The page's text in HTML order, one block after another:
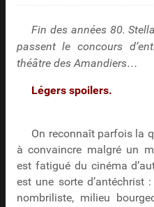
Fin des années 80.
passent le concours
théâtre des Amandiers…
Légers spoilers.
On reconnaît parfois la
à convaincre malgré un
est fatigué du cinéma
est une sorte d’antéchrist
nombriliste, milieu